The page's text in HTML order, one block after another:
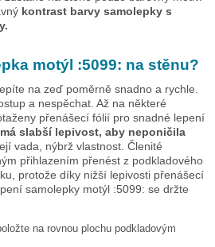
kontrast barvy samolepky s
motýl :5099: na stěnu?
na zeď poměrně snadno a rychle.
a nespěchat. Až na některé
přenášecí fólií pro snadné lepení
slabší lepivost, aby neponičila
vada, nýbrž vlastnost. Členité
přihlazením přenést z podkladového
protože díky nižší lepivosti přenášecí
samolepky motýl :5099: se držte
na rovnou plochu podkladovým